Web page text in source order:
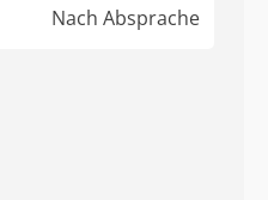
Nach Absprache